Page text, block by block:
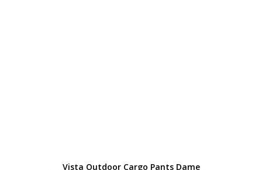
Vista Outdoor Cargo Pants Dame